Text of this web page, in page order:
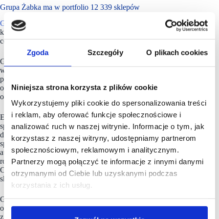
Zgoda Szczegóły O plikach cookies
Niniejsza strona korzysta z plików cookie
Wykorzystujemy pliki cookie do spersonalizowania treści
i reklam, aby oferować funkcje społecznościowe i
analizować ruch w naszej witrynie. Informacje o tym, jak
korzystasz z naszej witryny, udostępniamy partnerom
społecznościowym, reklamowym i analitycznym.
Partnerzy mogą połączyć te informacje z innymi danymi
otrzymanymi od Ciebie lub uzyskanymi podczas
korzystania z ich usług.
Grupa Żabka ma w portfolio 12 339 sklepów
Grupa Żabka
to kompleksowy ekosystem convenience,
którego misją jest tworzenie wartości poprzez upraszczanie
codziennego życia klientów.
Grupa obsługuje rosnącą liczbę konsumentów szukających
wygodnych rozwiązań, promując przy tym odpowiedzialne
podejście wobec klientów, franczyzobiorców, dostawców
oraz szeroko pojętego środowiska, w tym dbałość
o zrównoważone korzystanie z produktów i opakowań.
EkosystemGrupy Żabkaobejmuje wiodącą w Polsce sieć
sprzedaży detalicznej w formacie modern convenience
działającą pod marką Żabka oraz działającą w Rumunii sieć
spod marką Froo. Uzupełnia je sieć bezobsługowych sklepów
autonomicznych pod szyldem Żabka Nano, umożliwiających
robienie zakupów przez całą dobę w dowolny dzień tygodnia.
Cała sieć na koniec grudnia 2025 r. obejmowała 12 339
sklepów.
Grupa dysponuje również zaawansowaną, stale rozwijaną
ofertą cyfrową. Należąca do niej marka Maczfit, powstała
z myślą o osobach szukających zdrowej i jednocześnie